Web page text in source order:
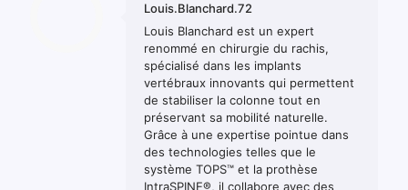
Louis.Blanchard.72
Louis Blanchard est un expert
renommé en chirurgie du rachis,
spécialisé dans les implants
vertébraux innovants qui permettent
de stabiliser la colonne tout en
préservant sa mobilité naturelle.
Grâce à une expertise pointue dans
des technologies telles que le
système TOPS™ et la prothèse
IntraSPINE®, il collabore avec des